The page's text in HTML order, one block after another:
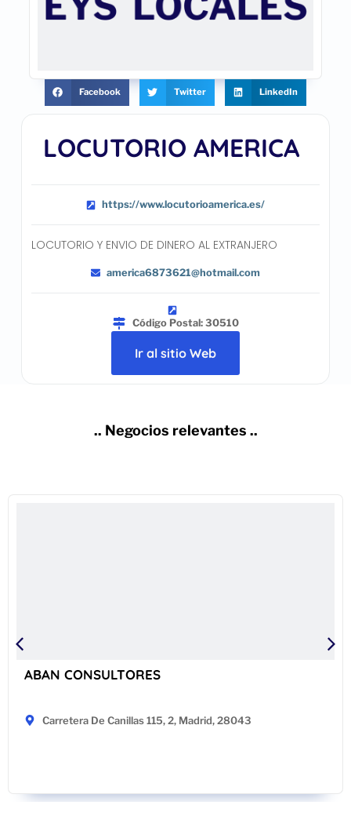
LOCUTORIO AMERICA
https://www.locutorioamerica.es/
LOCUTORIO Y ENVIO DE DINERO AL EXTRANJERO
america6873621@hotmail.com
Código Postal: 30510
Ir al sitio Web
Facebook Twitter LinkedIn
.. Negocios relevantes ..
ABAN CONSULTORES
Carretera De Canillas 115, 2, Madrid, 28043